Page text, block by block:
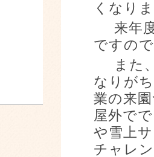
くなり
来年度
ですの
また、
なりが
業の来
屋外で
や雪上
チャレ